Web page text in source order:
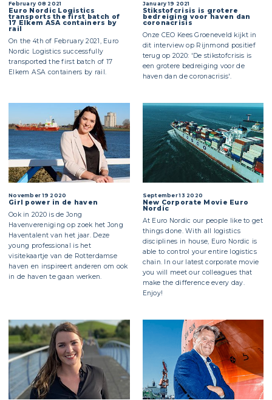
February 08 2021
Euro Nordic Logistics
transports the first batch of
17 Elkem ASA containers by
rail
On the 4th of February 2021, Euro
Nordic Logistics successfully
transported the first batch of 17
Elkem ASA containers by rail.
January 19 2021
Stikstofcrisis is grotere
bedreiging voor haven dan
coronacrisis
Onze CEO Kees Groeneveld kijkt in
dit interview op Rijnmond positief
terug op 2020: 'De stikstofcrisis is
een grotere bedreiging voor de
haven dan de coronacrisis'.
November 19 2020
Girl power in de haven
Ook in 2020 is de Jong
Havenvereniging op zoek het Jong
Haventalent van het jaar. Deze
young professional is het
visitekaartje van de Rotterdamse
haven en inspireert anderen om ook
in de haven te gaan werken.
September 13 2020
New Corporate Movie Euro
Nordic
At Euro Nordic our people like to get
things done. With all logistics
disciplines in house, Euro Nordic is
able to control your entire logistics
chain. In our latest corporate movie
you will meet our colleagues that
make the difference every day.
Enjoy!